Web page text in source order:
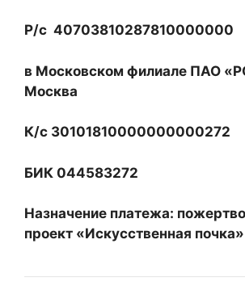
Р/с 40703810287810000000
в Московском филиале ПАО
Москва
К/с 30101810000000000272
БИК 044583272
Назначение платежа:
проект «Искусственная почка»